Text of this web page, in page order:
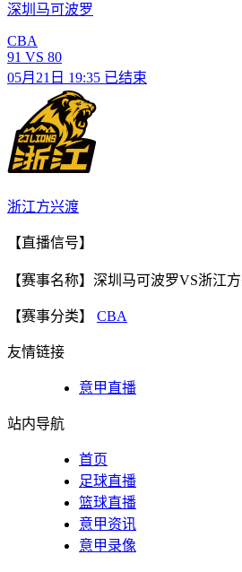
深圳马可波罗
CBA
91 VS 80
05月21日 19:35 已结束
浙江方兴渡
【直播信号】
【赛事名称】深圳马可波罗VS浙江
【赛事分类】 CBA
友情链接
意甲直播
站内导航
首页
足球直播
篮球直播
意甲资讯
意甲录像